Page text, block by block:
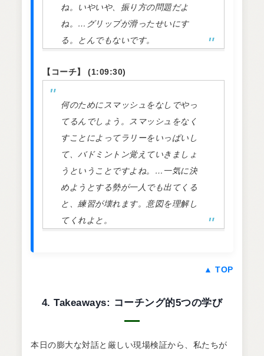
ね。いやいや、振り方の問題だよ
ね。…グリップが滑ったせいにす
る。とんでもないです。
【コーチ】 (1:09:30)
何のためにスマッシュをなしでやっ
てるんでしょう。スマッシュをなく
すことによってラリーをいっぱいし
て、バドミントン覚えていきましょ
うということですよね。…一気に決
めようとする勢が一人でも出てくる
と、練習が壊れます。意図を理解し
てくれよと。
▲ TOP
4. Takeaways: コーチング的5つの学び
本日の膨大な対話と厳しい現場検証から、私たちが